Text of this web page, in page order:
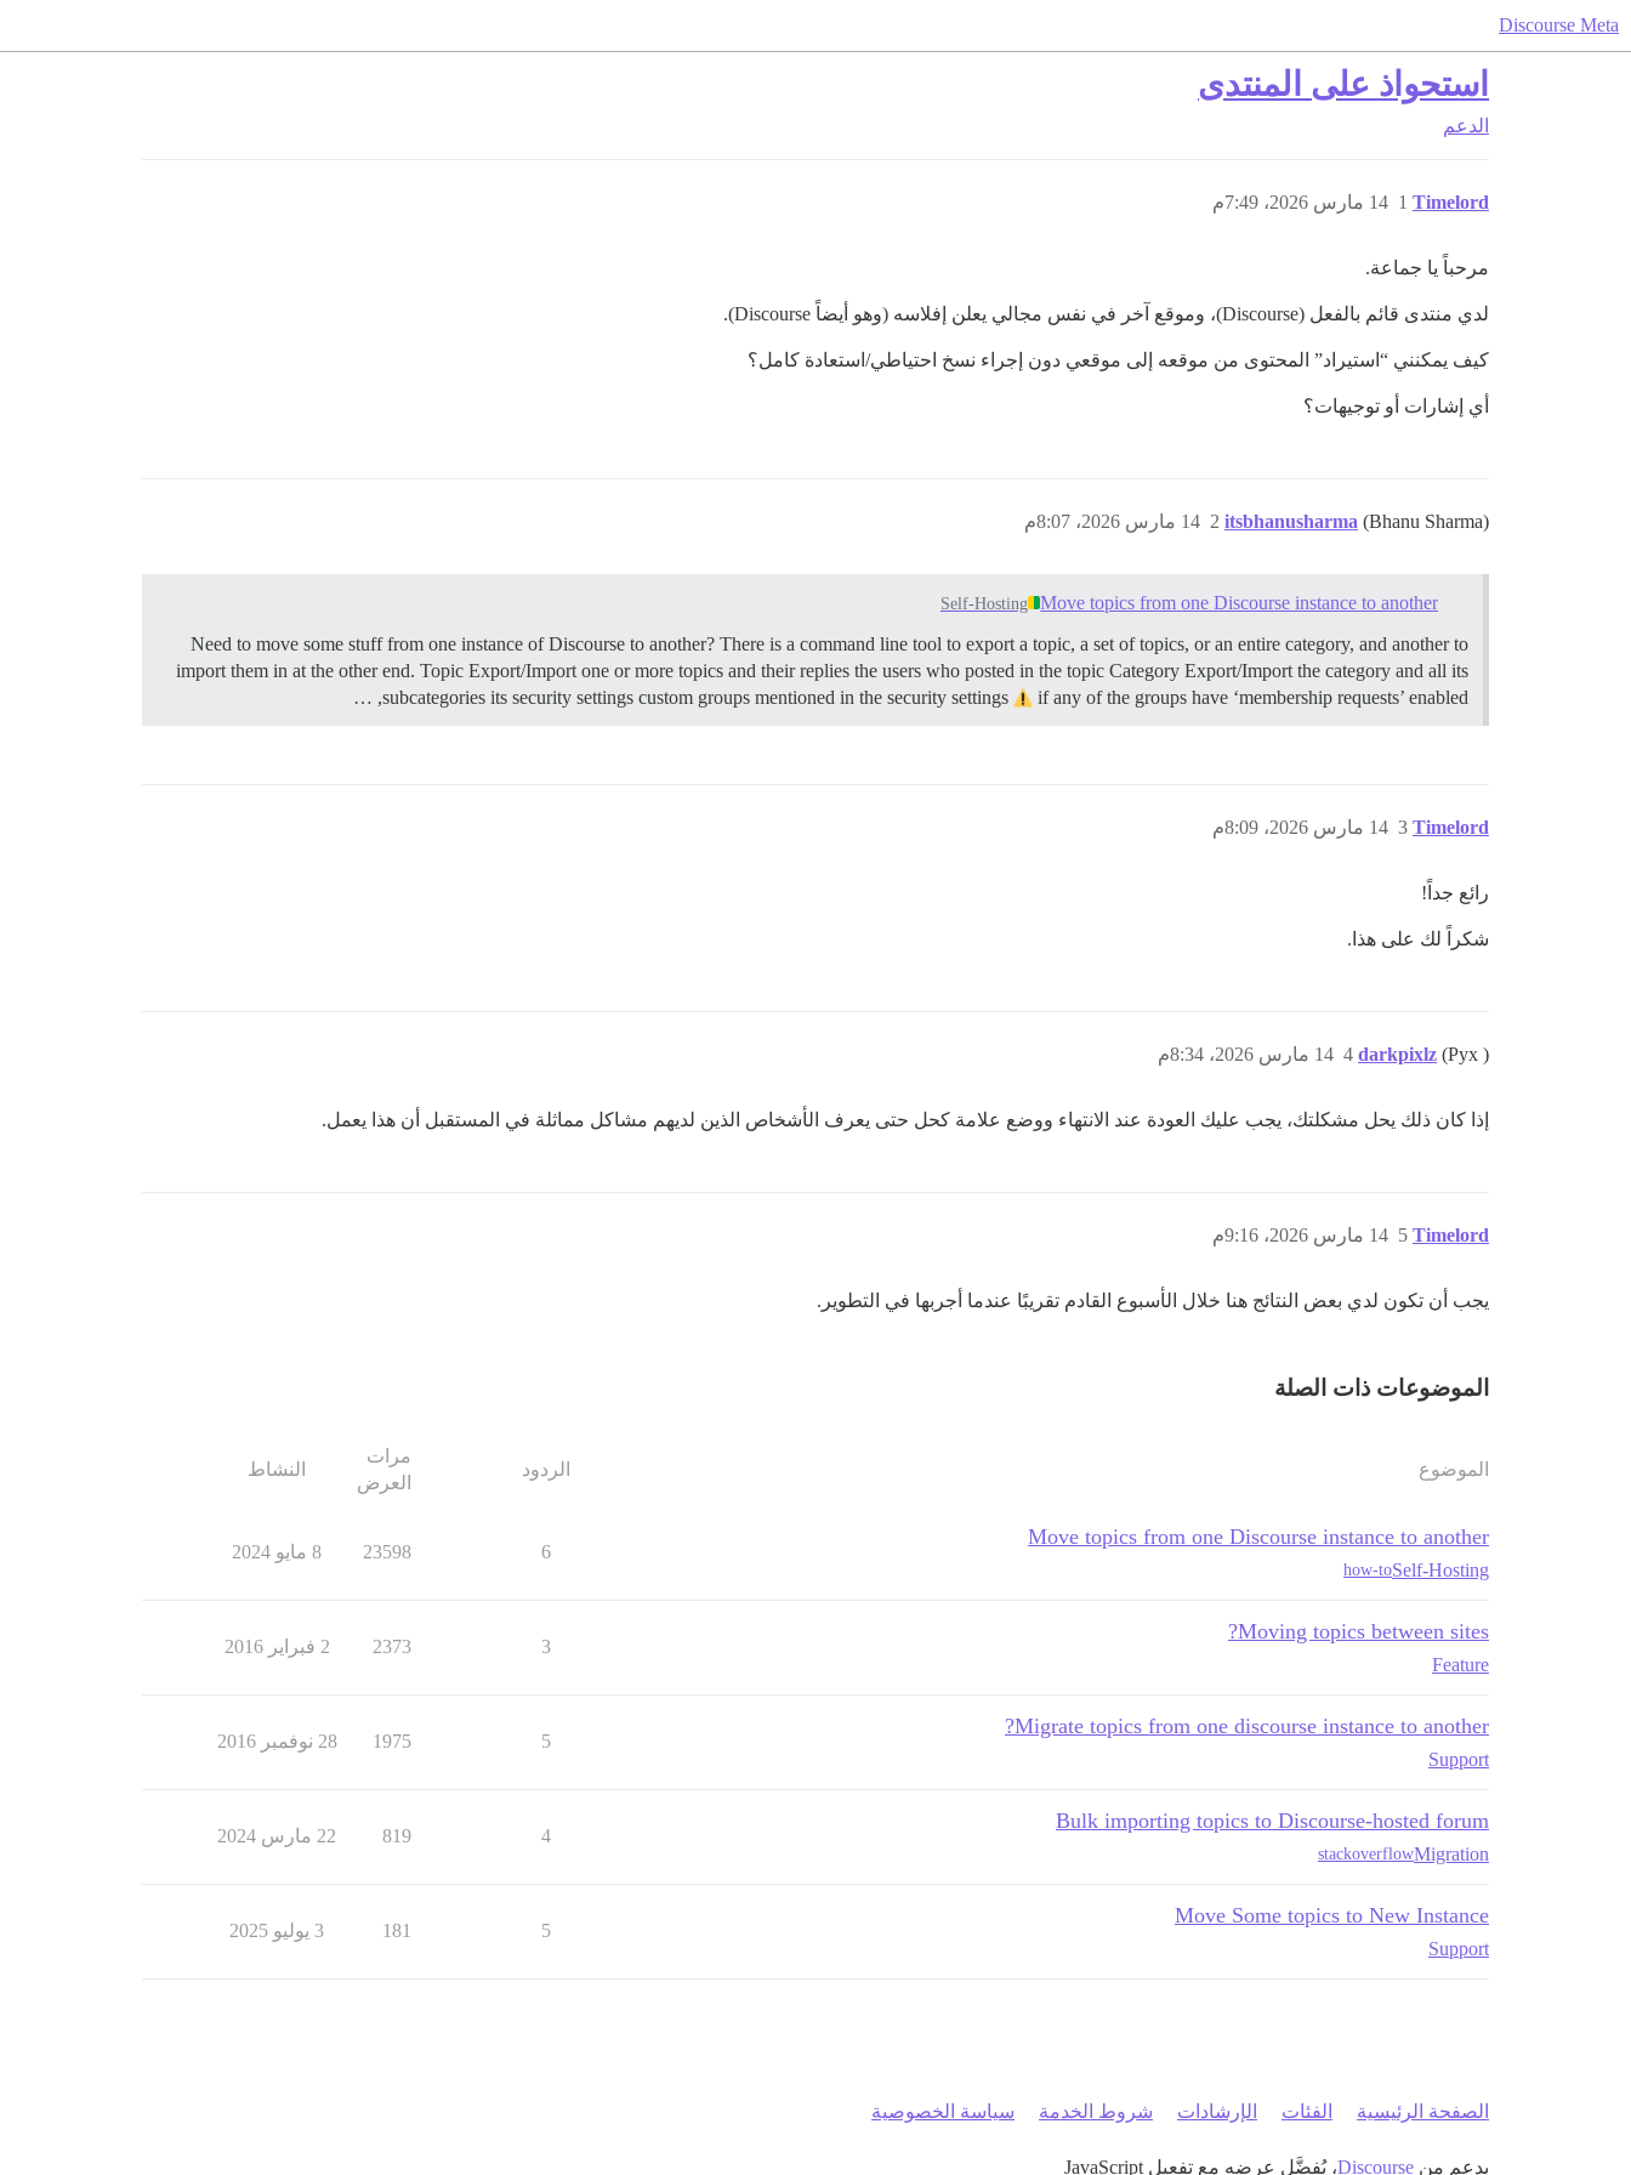
Discourse Meta
استحواذ على المنتدى
الدعم
Timelord 14 مارس 2026، 7:49م 1
مرحباً يا جماعة.
لدي منتدى قائم بالفعل (Discourse)، وموقع آخر في نفس مجالي يعلن إفلاسه (وهو أيضاً Discourse).
كيف يمكنني “استيراد” المحتوى من موقعه إلى موقعي دون إجراء نسخ احتياطي/استعادة كامل؟
أي إشارات أو توجيهات؟
itsbhanusharma (Bhanu Sharma) 14 مارس 2026، 8:07م 2
Move topics from one Discourse instance to another
Self-Hosting
Need to move some stuff from one instance of Discourse to another? There is a command line tool to export a topic, a set of topics, or an entire category, and another to
import them in at the other end. Topic Export/Import one or more topics and their replies the users who posted in the topic Category Export/Import the category and all its
subcategories its security settings custom groups mentioned in the security settings
if any of the groups have ‘membership requests’ enabled, …
Timelord 14 مارس 2026، 8:09م 3
رائع جداً!
شكراً لك على هذا.
darkpixlz (Pyx ) 14 مارس 2026، 8:34م 4
إذا كان ذلك يحل مشكلتك، يجب عليك العودة عند الانتهاء ووضع علامة كحل حتى يعرف الأشخاص الذين لديهم مشاكل مماثلة في المستقبل أن هذا يعمل.
Timelord 14 مارس 2026، 9:16م 5
يجب أن تكون لدي بعض النتائج هنا خلال الأسبوع القادم تقريبًا عندما أجربها في التطوير.
الموضوعات ذات الصلة
الموضوع الردود
مرات
العرض
النشاط
Move topics from one Discourse instance to another
Self-Hosting
how-to
6
23598 8 مايو 2024
Moving topics between sites?
Feature
3
2373 2 فبراير 2016
Migrate topics from one discourse instance to another?
Support
5
1975 28 نوفمبر 2016
Bulk importing topics to Discourse-hosted forum
Migration
stackoverflow
4
819 22 مارس 2024
Move Some topics to New Instance
Support
5
181 3 يوليو 2025
الصفحة الرئيسية الفئات الإرشادات شروط الخدمة سياسة الخصوصية
بدعم من Discourse، يُفضَّل عرضه مع تفعيل JavaScript